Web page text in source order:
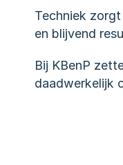
Techniek
en blijvend
Bij KBenP
daadwerkelijk